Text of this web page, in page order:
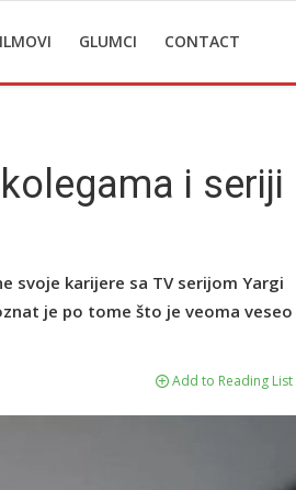
GLUMCI CONTACT
i seriji
svoje karijere sa TV serijom Yargi
je po tome što je veoma veseo
Add to Reading List